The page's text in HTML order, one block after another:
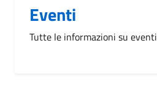
Eventi
Tutte le informazioni su eventi